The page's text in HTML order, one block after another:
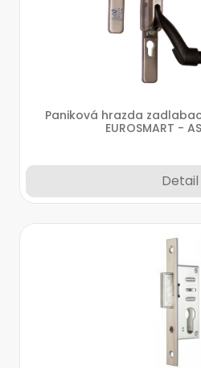
Paniková hrazda
EUROSMART -
Detail